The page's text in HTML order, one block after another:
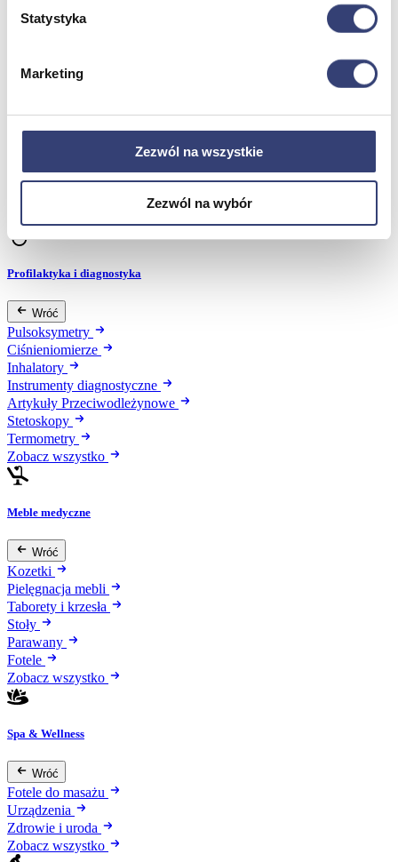
Statystyka
Marketing
Zezwól na wszystkie
Zezwól na wybór
Dezynfekcja
Sterylizacja
Materiały opatrunkowe
Strzykawki i igły
Profilaktyka i diagnostyka
Wróć
Pulsoksymetry
Ciśnieniomierze
Inhalatory
Instrumenty diagnostyczne
Artykuły Przeciwodleżynowe
Stetoskopy
Termometry
Zobacz wszystko
Meble medyczne
Wróć
Kozetki
Pielęgnacja mebli
Taborety i krzesła
Stoły
Parawany
Fotele
Zobacz wszystko
Spa & Wellness
Wróć
Fotele do masażu
Urządzenia
Zdrowie i uroda
Zobacz wszystko